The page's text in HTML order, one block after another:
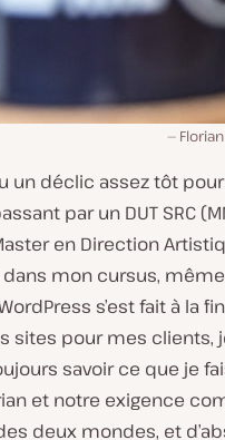
un déclic assez tôt
par un DUT SRC
en Direction
mon cursus,
s’est fait à la
sites pour mes clients,
savoir ce que je
et notre exigence
deux mondes, et